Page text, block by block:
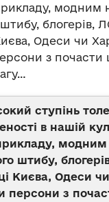
модним
блогерів,
Одеси чи
з почасти
ступінь
в нашій
штибу,
Києва, Одеси
персони з